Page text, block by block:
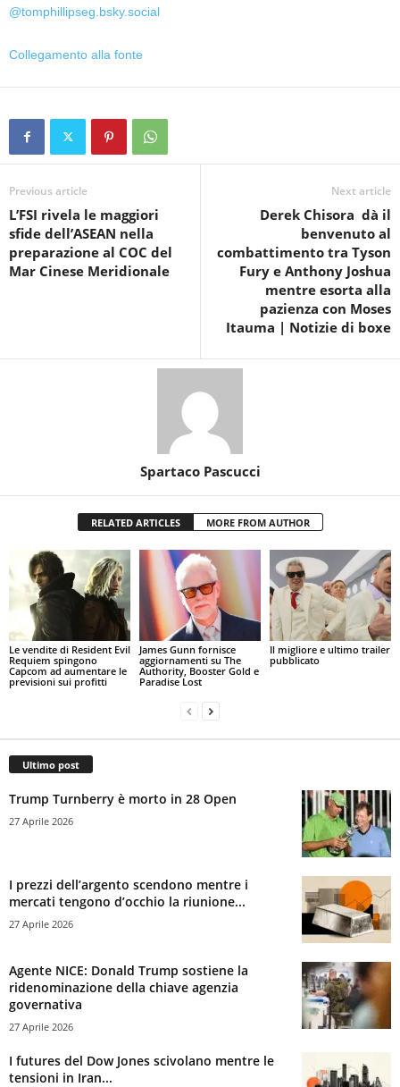
@tomphillipseg.bsky.social
Collegamento alla fonte
Previous article
L’FSI rivela le maggiori
sfide dell’ASEAN nella
preparazione al COC del
Mar Cinese Meridionale
Next article
Derek Chisora ​​​​ dà il
benvenuto al
combattimento tra Tyson
Fury e Anthony Joshua
mentre esorta alla
pazienza con Moses
Itauma | Notizie di boxe
Spartaco Pascucci
RELATED ARTICLES MORE FROM AUTHOR
Le vendite di Resident Evil
Requiem spingono
Capcom ad aumentare le
previsioni sui profitti
James Gunn fornisce
aggiornamenti su The
Authority, Booster Gold e
Paradise Lost
Il migliore e ultimo trailer
pubblicato
Ultimo post
Trump Turnberry è morto in 28 Open
27 Aprile 2026
I prezzi dell’argento scendono mentre i
mercati tengono d’occhio la riunione...
27 Aprile 2026
Agente NICE: Donald Trump sostiene la
ridenominazione della chiave agenzia
governativa
27 Aprile 2026
I futures del Dow Jones scivolano mentre le
tensioni in Iran...